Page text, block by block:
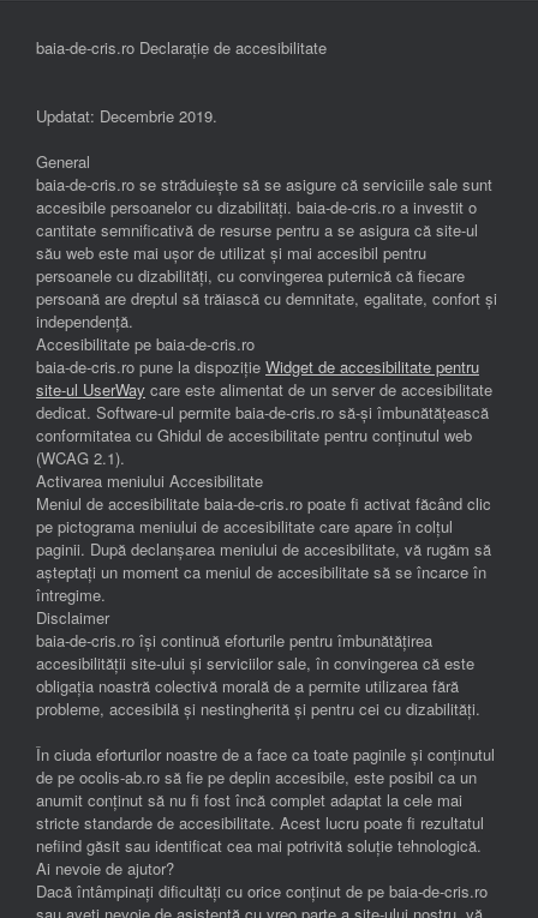
baia-de-cris.ro Declarație de accesibilitate
Updatat: Decembrie 2019.
General
baia-de-cris.ro se străduiește să se asigure că serviciile sale sunt
accesibile persoanelor cu dizabilități. baia-de-cris.ro a investit o
cantitate semnificativă de resurse pentru a se asigura că site-ul
său web este mai ușor de utilizat și mai accesibil pentru
persoanele cu dizabilități, cu convingerea puternică că fiecare
persoană are dreptul să trăiască cu demnitate, egalitate, confort și
independenţă.
Accesibilitate pe baia-de-cris.ro
baia-de-cris.ro pune la dispoziție Widget de accesibilitate pentru
site-ul UserWay care este alimentat de un server de accesibilitate
dedicat. Software-ul permite baia-de-cris.ro să-și îmbunătățească
conformitatea cu Ghidul de accesibilitate pentru conținutul web
(WCAG 2.1).
Activarea meniului Accesibilitate
Meniul de accesibilitate baia-de-cris.ro poate fi activat făcând clic
pe pictograma meniului de accesibilitate care apare în colțul
paginii. După declanșarea meniului de accesibilitate, vă rugăm să
așteptați un moment ca meniul de accesibilitate să se încarce în
întregime.
Disclaimer
baia-de-cris.ro își continuă eforturile pentru îmbunătățirea
accesibilității site-ului și serviciilor sale, în convingerea că este
obligația noastră colectivă morală de a permite utilizarea fără
probleme, accesibilă și nestingherită și pentru cei cu dizabilități.
În ciuda eforturilor noastre de a face ca toate paginile și conținutul
de pe ocolis-ab.ro să fie pe deplin accesibile, este posibil ca un
anumit conținut să nu fi fost încă complet adaptat la cele mai
stricte standarde de accesibilitate. Acest lucru poate fi rezultatul
nefiind găsit sau identificat cea mai potrivită soluție tehnologică.
Ai nevoie de ajutor?
Dacă întâmpinați dificultăți cu orice conținut de pe baia-de-cris.ro